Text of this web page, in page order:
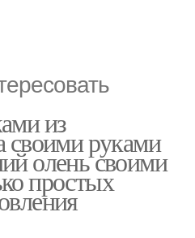
из
своими руками
олень своими
простых